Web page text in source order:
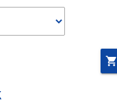
shopping_cart